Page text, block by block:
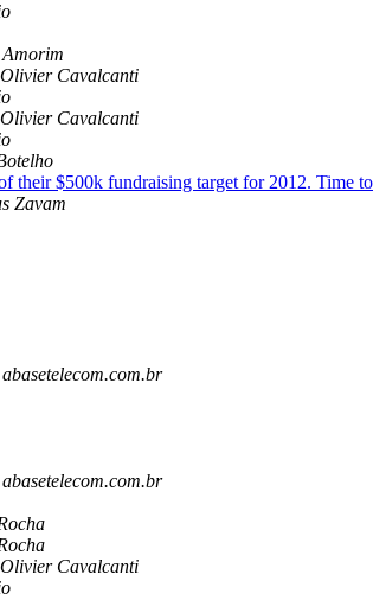
Cavalcanti
Cavalcanti
$500k fundraising target for 2012. Time
Zavam
Cavalcanti